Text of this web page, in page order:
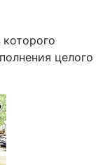
целого